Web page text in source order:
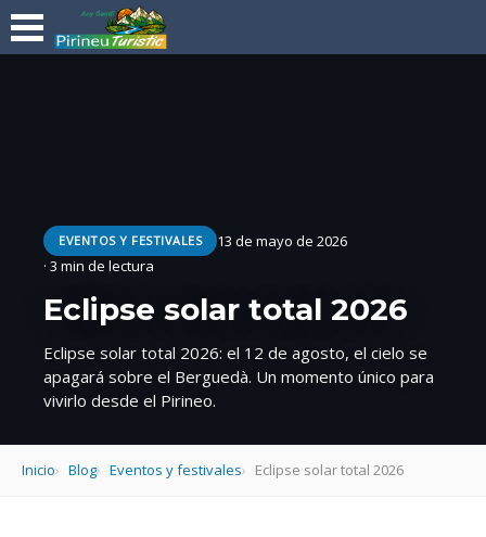
EVENTOS Y FESTIVALES
13 de mayo de 2026
· 3 min de lectura
Eclipse solar total 2026
Eclipse solar total 2026: el 12 de agosto, el cielo se
apagará sobre el Berguedà. Un momento único para
vivirlo desde el Pirineo.
Inicio Blog Eventos y festivales Eclipse solar total 2026